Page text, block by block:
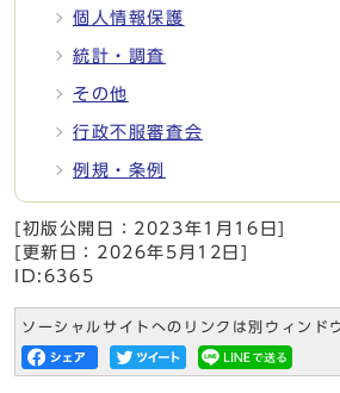
個人情報保護
統計・調査
その他
行政不服審査会
例規・条例
[初版公開日： 2023年1月16日
[更新日： 2026年5月12日
ID:6365
ソーシャルサイトへのリンクは別ウィンド